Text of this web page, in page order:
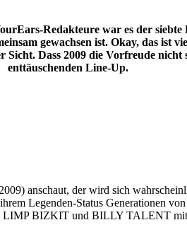
Redakteure war es der siebte
gewachsen ist. Okay, das ist
Dass 2009 die Vorfreude
enttäuschenden Line-Up.
anschaut, der wird sich
Status Generationen von
BIZKIT und BILLY TALENT mit